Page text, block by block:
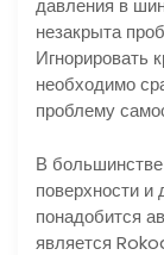
давления в
незакрыта
Игнорировать
необходимо
проблему
В
поверхности и
понадобится
является